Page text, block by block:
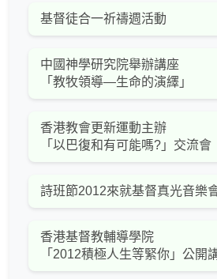
基督徒合一祈禱週活動
中國神學研究院舉辦講座
「教牧領導—生命的演繹」
香港教會更新運動主辦
「以巴復和有可能嗎?」交流會
詩班節2012來就基督真光音樂
香港基督教輔導學院
「2012積極人生等緊你」公開